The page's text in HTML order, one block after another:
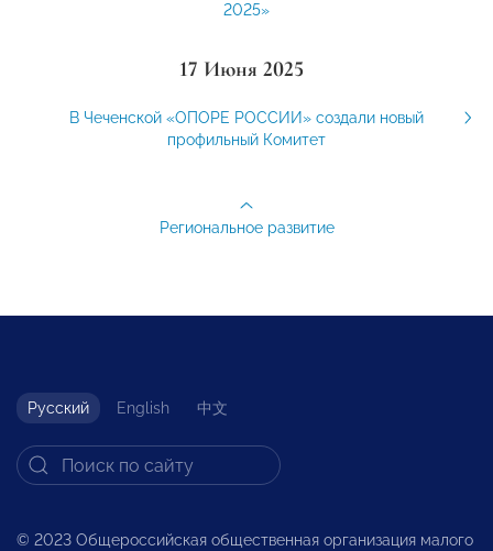
2025»
17 Июня 2025
В Чеченской «ОПОРЕ РОССИИ» создали новый
профильный Комитет
Региональное развитие
Русский English 中文
© 2023 Общероссийская общественная организация малого